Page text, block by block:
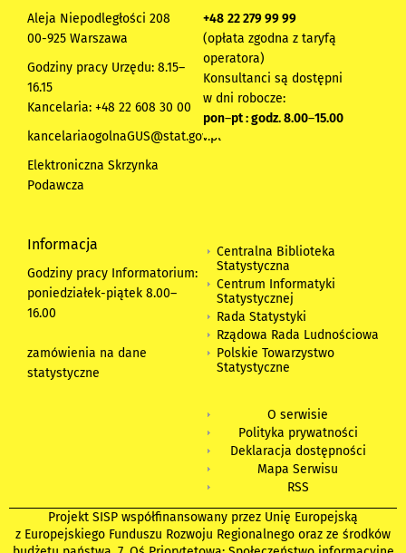
Aleja Niepodległości 208
00-925 Warszawa
Godziny pracy Urzędu: 8.15–
16.15
Kancelaria: +48 22 608 30 00
kancelariaogolnaGUS@stat.gov.pl
Elektroniczna Skrzynka
Podawcza
+48 22 279 99 99
(opłata zgodna z taryfą
operatora)
Konsultanci są dostępni
w dni robocze:
pon–pt : godz. 8.00–15.00
Informacja
Godziny pracy Informatorium:
poniedziałek-piątek 8.00–
16.00
zamówienia na dane
statystyczne
Centralna Biblioteka
Statystyczna
Centrum Informatyki
Statystycznej
Rada Statystyki
Rządowa Rada Ludnościowa
Polskie Towarzystwo
Statystyczne
O serwisie
Polityka prywatności
Deklaracja dostępności
Mapa Serwisu
RSS
Projekt SISP współfinansowany przez Unię Europejską
z Europejskiego Funduszu Rozwoju Regionalnego oraz ze środków